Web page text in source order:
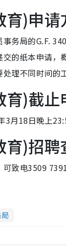
育)申请
务局的G.F.
交的纸本申请
理不同时间的
育)截止
月18日晚上
育)招聘
可致电3509